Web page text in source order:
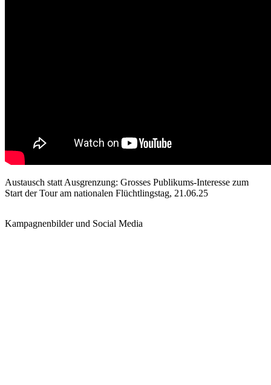
Austausch statt Ausgrenzung: Grosses Publikums-Interesse zum
Start der Tour am nationalen Flüchtlingstag, 21.06.25
Kampagnenbilder und Social Media